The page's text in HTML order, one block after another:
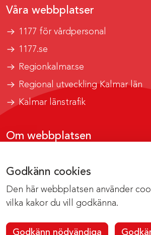
Godkänn cookies
Den här webbplatsen använder
vilka kakor du vill godkänna.
Godkänn nödvändiga
Våra webbplatser
1177 för vårdpersonal
1177.se
Regionkalmar.se
Regional utveckling Kalmar län
Kalmar länstrafik
Om webbplatsen
Om cookies
Kontakta webbredaktionen